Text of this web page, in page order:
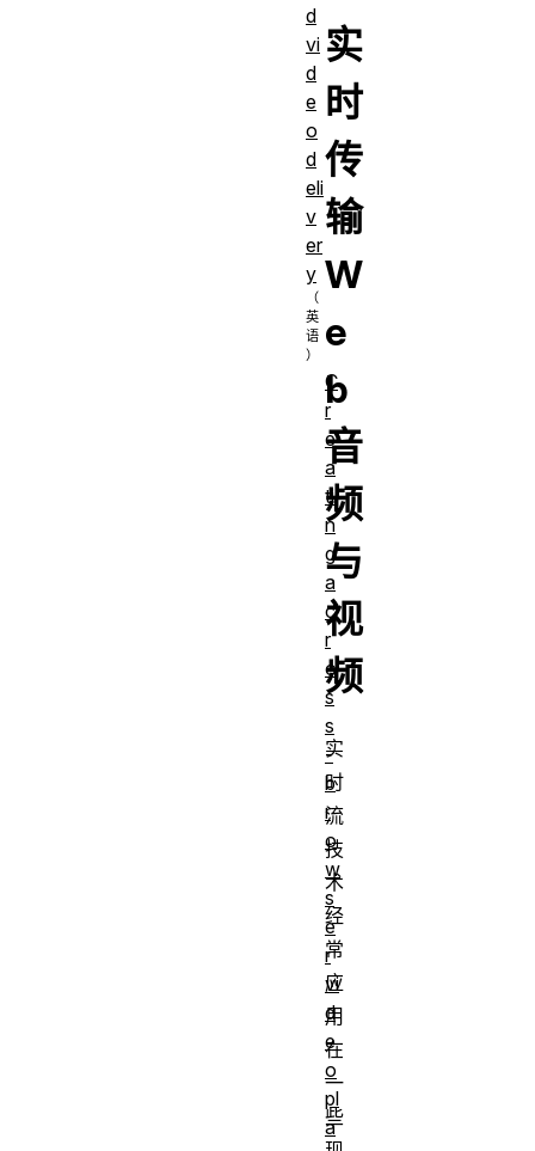
实
时
传
输
W
e
b
音
频
与
视
频
实
时
流
技
术
经
常
应
用
在
一
些
d
vi
d
e
o
d
eli
v
er
y
C
r
e
a
ti
n
g
a
c
r
o
s
s
-
b
r
o
w
s
e
r
vi
d
e
o
pl
a